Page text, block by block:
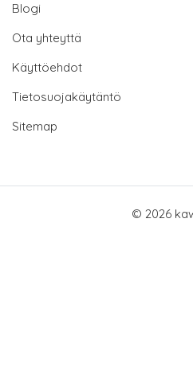
Blogi
Ota yhteyttä
Käyttöehdot
Tietosuojakäytäntö
Sitemap
© 2026